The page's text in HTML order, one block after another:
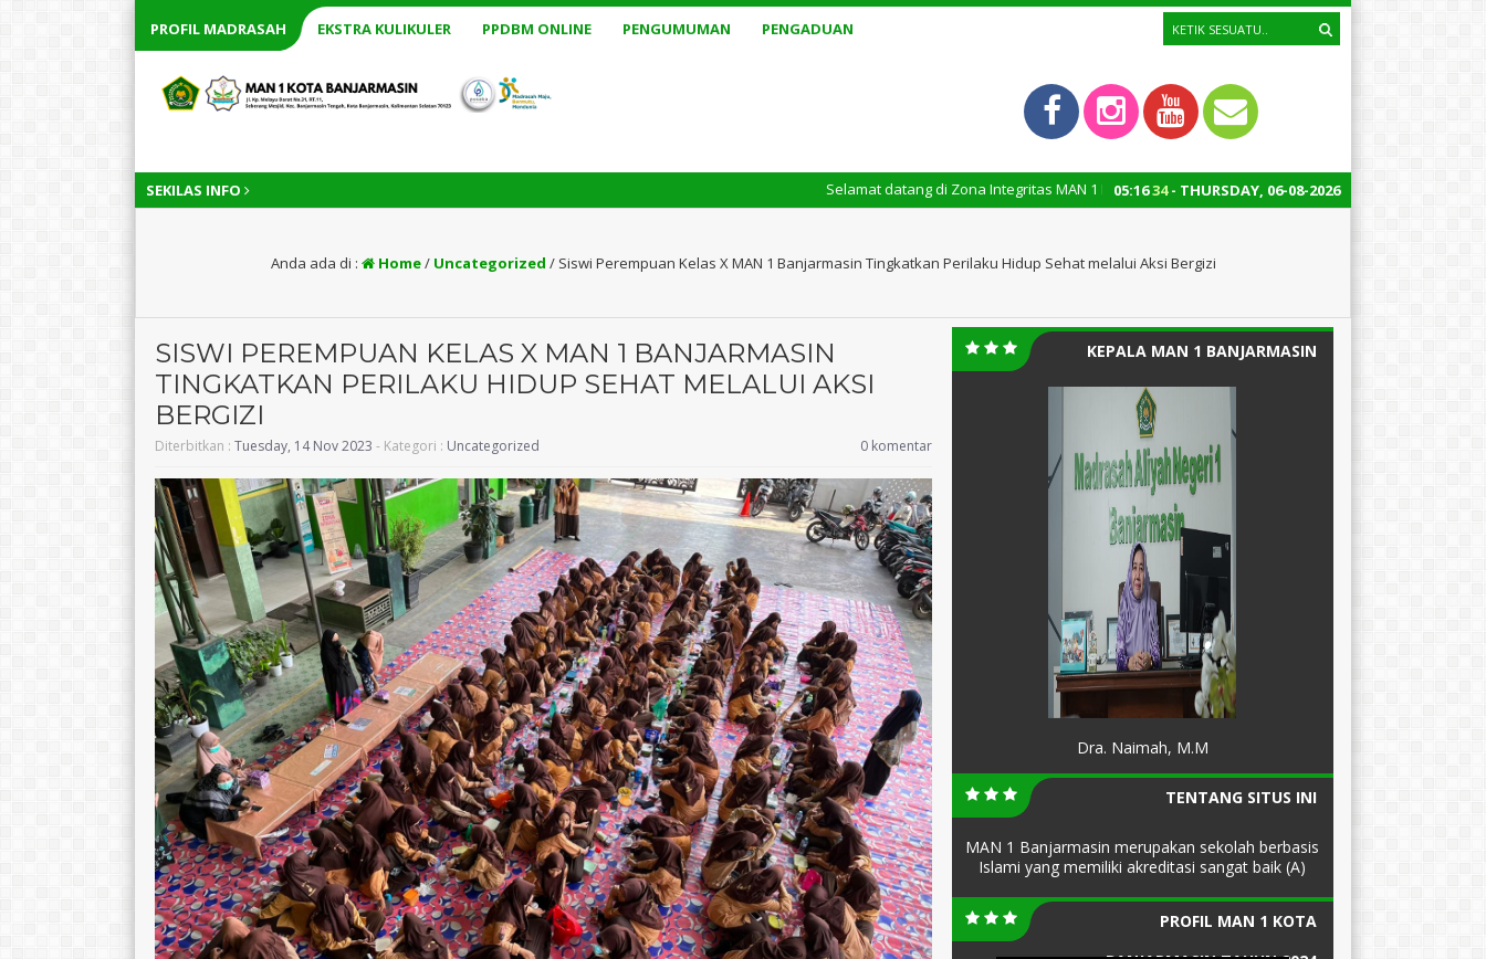
PROFIL MADRASAH EKSTRA KULIKULER PPDBM ONLINE PENGUMUMAN PENGADUAN
SEKILAS INFO 05:1635- THURSDAY, 06-08-2026
Selamat datang di Zona Integritas MAN 1 Banjarmasin menuju Wilayah Bebas Korupsi (WBK) dan Wilayah
Anda ada di : Home/ Uncategorized / Siswi Perempuan Kelas X MAN 1 Banjarmasin Tingkatkan Perilaku Hidup Sehat melalui Aksi Bergizi
SISWI PEREMPUAN KELAS X MAN 1 BANJARMASIN
TINGKATKAN PERILAKU HIDUP SEHAT MELALUI AKSI
BERGIZI
Diterbitkan : Tuesday, 14 Nov 2023 - Kategori : Uncategorized 0 komentar
KEPALA MAN 1 BANJARMASIN
Dra. Naimah, M.M
TENTANG SITUS INI
MAN 1 Banjarmasin merupakan sekolah berbasis
Islami yang memiliki akreditasi sangat baik (A)
PROFIL MAN 1 KOTA